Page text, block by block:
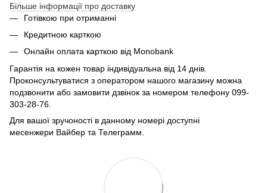
Більше інформації про доставку
Готівкою при отриманні
Кредитною карткою
Онлайн оплата карткою від Monobank
Гарантія на кожен товар індивідуальна від 14 днів.
Проконсультуватися з оператором нашого магазину можна
подзвонити або замовити дзвінок за номером телефону 099-
303-28-76.
Для вашої зручоності в данному номері доступні
месенжери Вайбер та Телеграмм.